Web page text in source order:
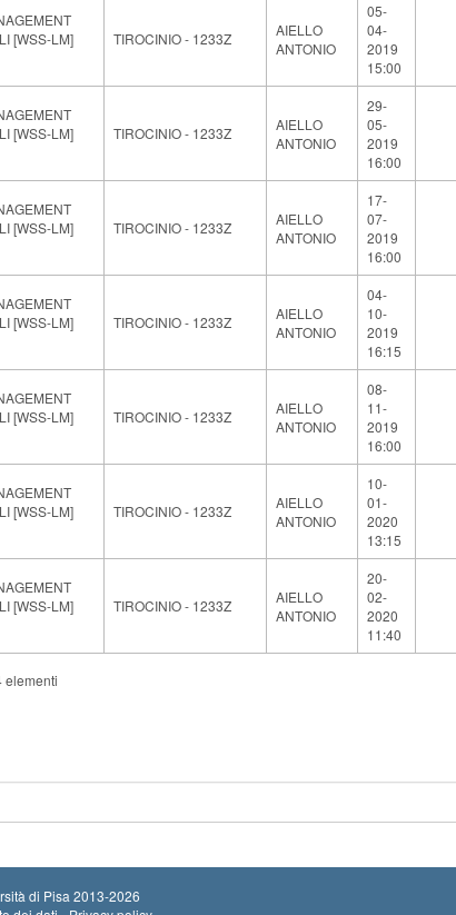
[WSS-LM]
TIROCINIO - 1233Z
AIELLO
ANTONIO
05-
04-
2019
15:00
[WSS-LM]
TIROCINIO - 1233Z
AIELLO
ANTONIO
29-
05-
2019
16:00
[WSS-LM]
TIROCINIO - 1233Z
AIELLO
ANTONIO
17-
07-
2019
16:00
[WSS-LM]
TIROCINIO - 1233Z
AIELLO
ANTONIO
04-
10-
2019
16:15
[WSS-LM]
TIROCINIO - 1233Z
AIELLO
ANTONIO
08-
11-
2019
16:00
[WSS-LM]
TIROCINIO - 1233Z
AIELLO
ANTONIO
10-
01-
2020
13:15
[WSS-LM]
TIROCINIO - 1233Z
AIELLO
ANTONIO
20-
02-
2020
11:40
elementi
di Pisa 2013-2026